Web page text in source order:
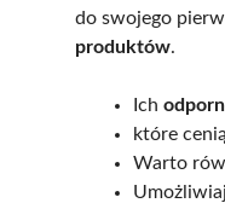
do swojego
produktów.
Ich
które
Warto